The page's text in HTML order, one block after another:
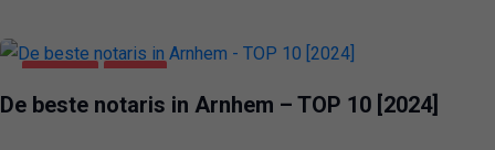
ARNHEM ZAKEN
De beste notaris in Arnhem – TOP 10 [2024]